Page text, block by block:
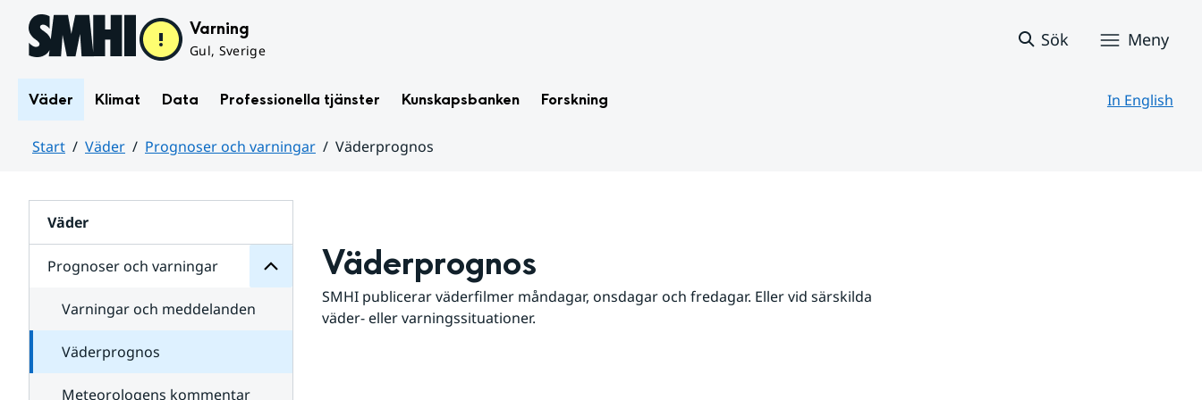
Hoppa till sidans innehåll Varning
Gul, Sverige
Sök Meny
Väder Klimat Data Professionella tjänster Kunskapsbanken Forskning In English
Start Väder Prognoser och varningar
Väderprognos
Väder
Prognoser och varningar
för
varningar
Varningar och meddelanden
Väderprognos
Meteorologens kommentar
Väderprognos
SMHI publicerar väderfilmer måndagar, onsdagar och fredagar. Eller vid särskilda
väder- eller varningssituationer.